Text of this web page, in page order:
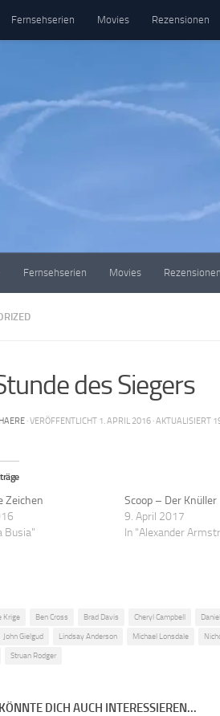
Fernsehserien Movies Rezensionen
Fernsehserien Movies Rezensionen
des Siegers
· VERÖFFENTLICHT 1. APRIL 2016 · AKTUALISIERT
Zeichen
Busia"
Scoop – Der Knüller
9. April 2017
In "Alexander
Krige Ben Cross Brad Davis Cheryl Campbell
John Gielgud Lindsay Anderson Michael Lonsdale
Struan Rodger
DICH AUCH INTERESSIEREN...